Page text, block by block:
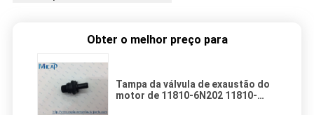
Obter o melhor preço para
Tampa da válvula de exaustão do
motor de 11810-6N202 11810-